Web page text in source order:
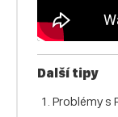
Další tipy
Problémy s